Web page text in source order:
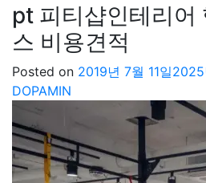
pt 피티샵인테리어
스 비용견적
Posted on 2019년 7월 11일2025
DOPAMIN